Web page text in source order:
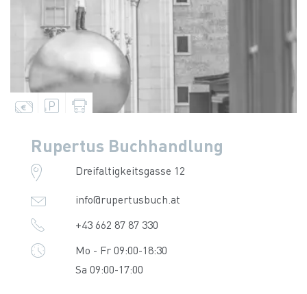
Rupertus Buchhandlung
Dreifaltigkeitsgasse 12
info@rupertusbuch.at
+43 662 87 87 330
Mo - Fr 09:00-18:30
Sa 09:00-17:00